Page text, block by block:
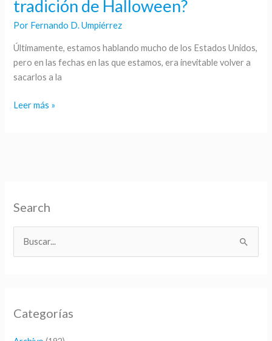
tradición de Halloween?
Por Fernando D. Umpiérrez
Últimamente, estamos hablando mucho de los Estados Unidos,
pero en las fechas en las que estamos, era inevitable volver a
sacarlos a la
dónde
viene
la
de
Leer más »
Search
a
Categorías